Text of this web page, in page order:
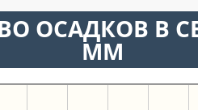
ОСАДКОВ В
ММ